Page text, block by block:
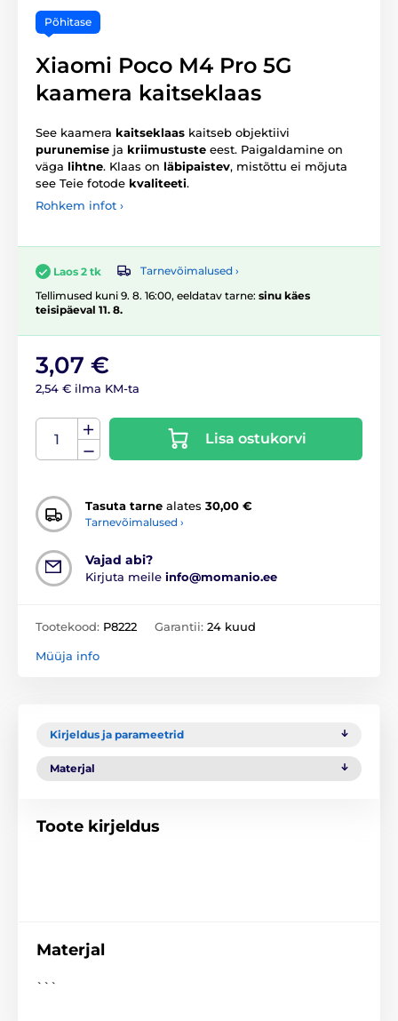
Põhitase
Xiaomi Poco M4 Pro 5G
kaamera kaitseklaas
See kaamera kaitseklaas kaitseb objektiivi
purunemise ja kriimustuste eest. Paigaldamine on
väga lihtne. Klaas on läbipaistev, mistõttu ei mõjuta
see Teie fotode kvaliteeti.
Rohkem infot ›
Laos 2 tk
Tarnevõimalused ›
Tellimused kuni 9. 8. 16:00, eeldatav tarne: sinu käes
teisipäeval 11. 8.
3,07 €
2,54 € ilma KM-ta
Lisa ostukorvi
Tasuta tarne alates 30,00 €
Tarnevõimalused ›
Vajad abi?
Kirjuta meile info@momanio.ee
Tootekood: P8222 Garantii: 24 kuud
Müüja info
Kirjeldus ja parameetrid
Materjal
Toote kirjeldus
Materjal
```